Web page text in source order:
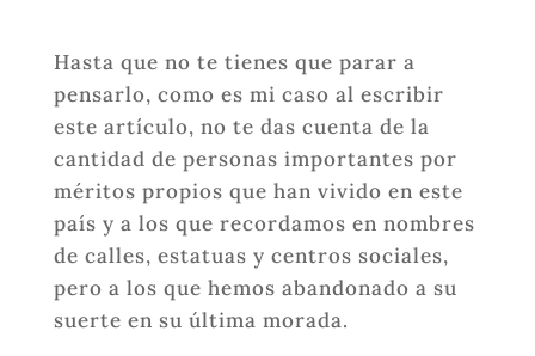
Hasta que no te tienes que parar a
pensarlo, como es mi caso al escribir
este artículo, no te das cuenta de la
cantidad de personas importantes por
méritos propios que han vivido en este
país y a los que recordamos en nombres
de calles, estatuas y centros sociales,
pero a los que hemos abandonado a su
suerte en su última morada.